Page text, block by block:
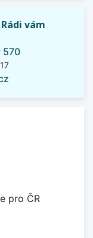
vám
570
pro ČR